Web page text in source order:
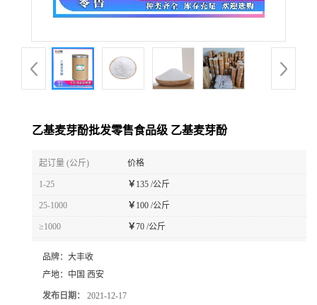
乙基麦芽酚批发零售食品级 乙基麦芽酚
起订量 (公斤) 价格
1-25 ￥135 /公斤
25-1000 ￥100 /公斤
≥1000 ￥70 /公斤
品牌： 大丰收
产地： 中国 西安
发布日期： 2021-12-17